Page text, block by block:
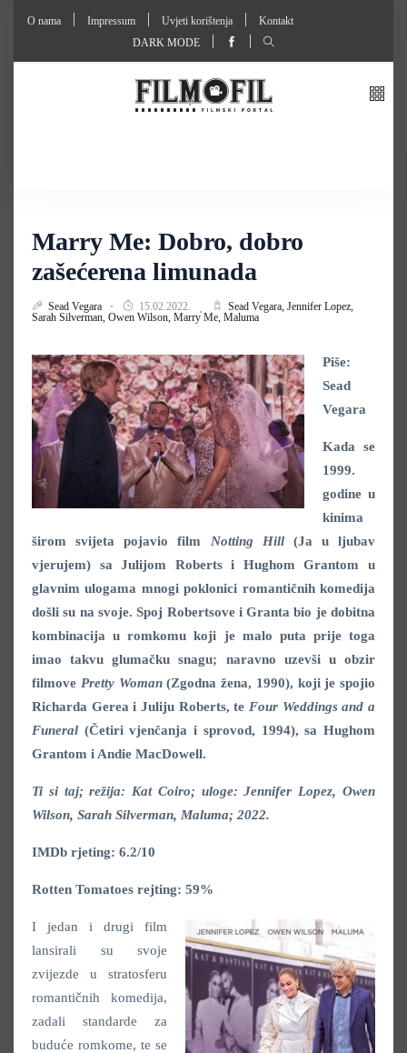
O nama Impressum Uvjeti korištenja
Kontakt
DARK MODE
Marry Me: Dobro, dobro
zašećerena limunada
Sead Vegara 15.02.2022. Sead Vegara, Jennifer Lopez,
Sarah Silverman, Owen Wilson, Marry Me, Maluma
Piše:
Sead
Vegara
Kada se
1999.
godine u
kinima
širom svijeta pojavio film Notting Hill (Ja u ljubav
vjerujem) sa Julijom Roberts i Hughom Grantom u
glavnim ulogama mnogi poklonici romantičnih komedija
došli su na svoje. Spoj Robertsove i Granta bio je dobitna
kombinacija u romkomu koji je malo puta prije toga
imao takvu glumačku snagu; naravno uzevši u obzir
filmove Pretty Woman(Zgodna žena, 1990), koji je spojio
Richarda Gerea i Juliju Roberts, te Four Weddings and a
Funeral (Četiri vjenčanja i sprovod, 1994), sa Hughom
Grantom i Andie MacDowell.
Ti si taj; režija: Kat Coiro; uloge: Jennifer Lopez, Owen
Wilson, Sarah Silverman, Maluma; 2022.
IMDb rjeting: 6.2/10
Rotten Tomatoes rejting: 59%
I jedan i drugi film
lansirali su svoje
zvijezde u stratosferu
romantičnih komedija,
zadali standarde za
buduće romkome, te se